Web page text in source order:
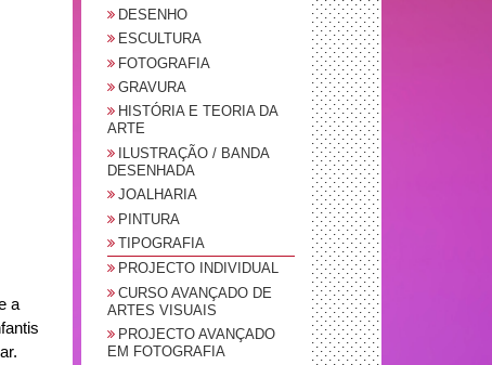
a
DESENHO
ESCULTURA
FOTOGRAFIA
GRAVURA
HISTÓRIA E TEORIA DA
ARTE
ILUSTRAÇÃO / BANDA
DESENHADA
JOALHARIA
PINTURA
TIPOGRAFIA
PROJECTO INDIVIDUAL
CURSO AVANÇADO DE
ARTES VISUAIS
PROJECTO AVANÇADO
EM FOTOGRAFIA